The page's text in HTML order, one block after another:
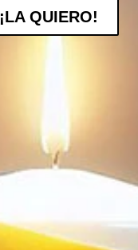
¡LA QUIERO!